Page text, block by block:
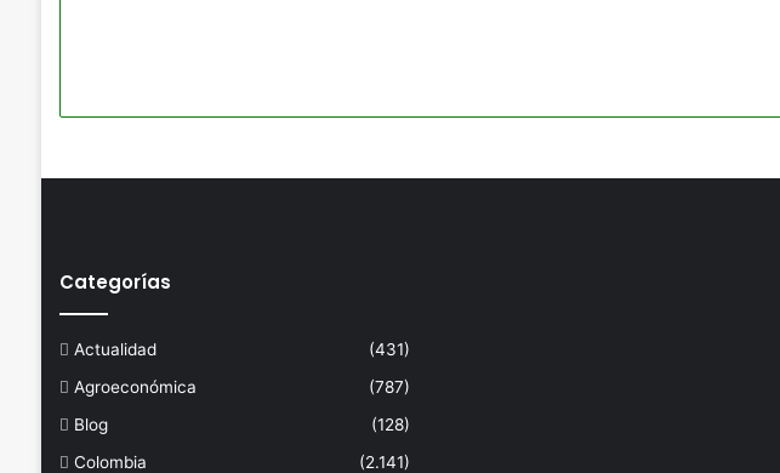
Categorías
Actualidad
(431)
Agroeconómica
(787)
Blog
(128)
Colombia
(2.141)